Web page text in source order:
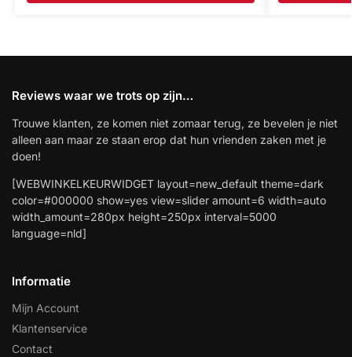
Reviews waar we trots op zijn…
Trouwe klanten, ze komen niet zomaar terug, ze bevelen je niet
alleen aan maar ze staan erop dat hun vrienden zaken met je
doen!
[WEBWINKELKEURWIDGET layout=new_default theme=dark
color=#000000 show=yes view=slider amount=6 width=auto
width_amount=280px height=250px interval=5000
language=nld]
Informatie
Mijn Account
Klantenservice
Contact